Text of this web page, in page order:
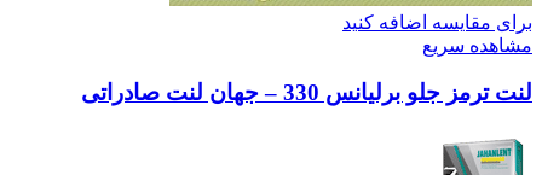
برای مقایسه اضافه کنید
مشاهده سریع
لنت ترمز جلو برلیانس 330 – جهان لنت صادراتی